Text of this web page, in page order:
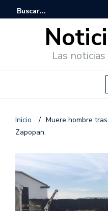
Las
Inicio / Muere hombre
Zapopan.